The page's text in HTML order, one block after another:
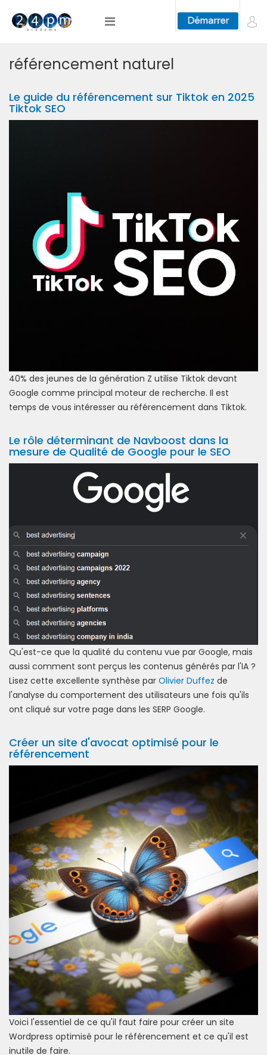
référencement naturel
Le guide du référencement sur Tiktok en 2025
Tiktok SEO
40% des jeunes de la génération Z utilise Tiktok devant
Google comme principal moteur de recherche. Il est
temps de vous intéresser au référencement dans Tiktok.
Le rôle déterminant de Navboost dans la
mesure de Qualité de Google pour le SEO
Qu'est-ce que la qualité du contenu vue par Google, mais
aussi comment sont perçus les contenus générés par l'IA ?
Lisez cette excellente synthèse par Olivier Duffez de
l'analyse du comportement des utilisateurs une fois qu'ils
ont cliqué sur votre page dans les SERP Google.
Créer un site d'avocat optimisé pour le
référencement
Voici l'essentiel de ce qu'il faut faire pour créer un site
Wordpress optimisé pour le référencement et ce qu'il est
inutile de faire.